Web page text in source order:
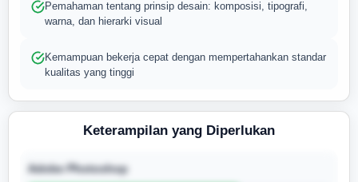
Pemahaman tentang prinsip desain: komposisi, tipografi,
warna, dan hierarki visual
Kemampuan bekerja cepat dengan mempertahankan standar
kualitas yang tinggi
Keterampilan yang Diperlukan
Adobe Photoshop